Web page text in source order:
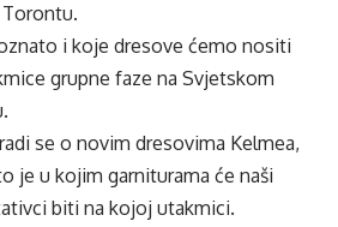
Torontu.
i koje dresove ćemo nositi
grupne faze na Svjetskom
se o novim dresovima Kelmea,
je u kojim garniturama će naši
biti na kojoj utakmici.